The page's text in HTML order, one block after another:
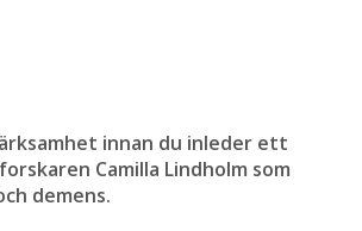
innan du inleder ett
Camilla Lindholm som
demens.